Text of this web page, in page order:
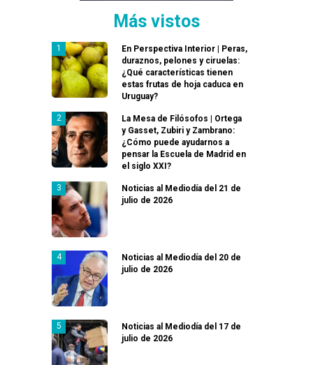
Más vistos
En Perspectiva Interior | Peras,
duraznos, pelones y ciruelas:
¿Qué características tienen
estas frutas de hoja caduca en
Uruguay?
La Mesa de Filósofos | Ortega
y Gasset, Zubiri y Zambrano:
¿Cómo puede ayudarnos a
pensar la Escuela de Madrid en
el siglo XXI?
Noticias al Mediodía del 21 de
julio de 2026
Noticias al Mediodía del 20 de
julio de 2026
Noticias al Mediodía del 17 de
julio de 2026